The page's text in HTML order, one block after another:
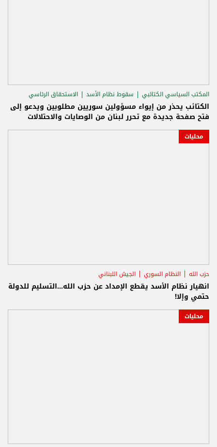
المكتب السياسي الكتائبي سقوط نظام الأسد الاستحقاق الرئاسي
الكتائب يحذر من إيواء مسؤولين سوريين مطلوبين ويدعو إلى
فتح صفحة جديدة مع تحرر لبنان من الوصايات والاحتلالات
محليات
حزب الله النظام السوري الجيش اللبناني
انهيار نظام الأسد يقطع الإمداد عن حزب الله...التسليم للدولة
حتمي وإلا!
محليات